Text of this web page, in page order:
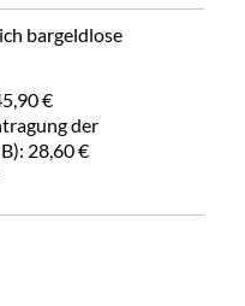
bargeldlose
€
der
28,60 €